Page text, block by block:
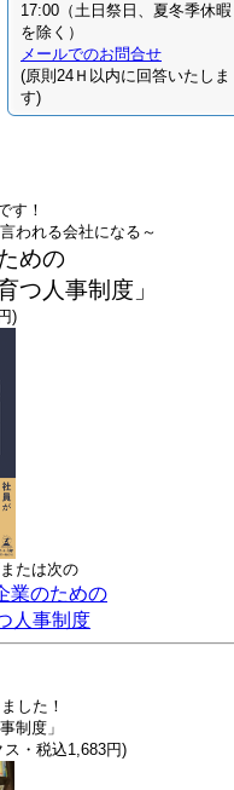
17:00（土日祭日、夏冬季休暇
を除く）
メールでのお問合せ
(原則24Ｈ以内に回答いたしま
す)
す！
われる会社になる～
めの
つ人事制度」
)
たは次の
業のための
人事制度
した！
制度」
・税込1,683円)